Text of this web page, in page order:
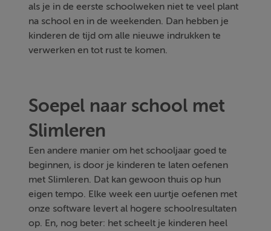
als je in de eerste schoolweken niet te veel plant
na school en in de weekenden. Dan hebben je
kinderen de tijd om alle nieuwe indrukken te
verwerken en tot rust te komen.
Soepel naar school met
Slimleren
Een andere manier om het schooljaar goed te
beginnen, is door je kinderen te laten oefenen
met Slimleren. Dat kan gewoon thuis op hun
eigen tempo. Elke week een uurtje oefenen met
onze software levert al hogere schoolresultaten
op. En, nog beter: het scheelt je kinderen heel